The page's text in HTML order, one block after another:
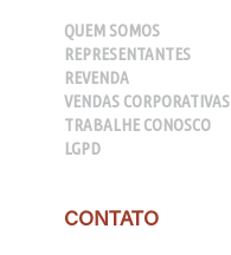
QUEM SOMOS
REPRESENTANTES
REVENDA
VENDAS CORPORATIVAS
TRABALHE CONOSCO
LGPD
CONTATO